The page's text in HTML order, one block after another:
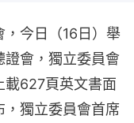
今日（16日）舉
會，獨立委員會
載627頁英文書面
，獨立委員會首席